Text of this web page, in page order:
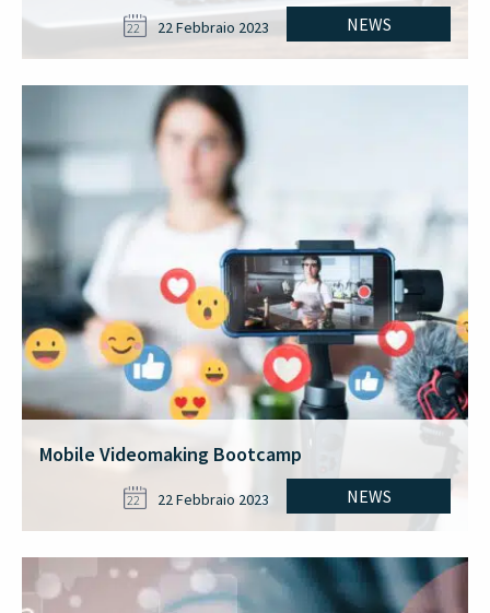
NEWS
22 22 Febbraio 2023
Mobile Videomaking Bootcamp
NEWS
22 22 Febbraio 2023